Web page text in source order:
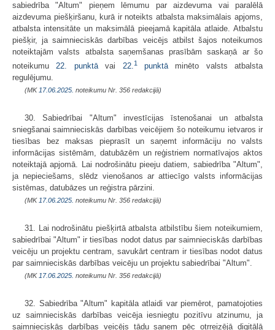
sabiedrība "Altum" pieņem lēmumu par aizdevuma vai paralēlā
aizdevuma piešķiršanu, kurā ir noteikts atbalsta maksimālais apjoms,
atbalsta intensitāte un maksimālā pieejamā kapitāla atlaide. Atbalstu
piešķir, ja saimnieciskās darbības veicējs atbilst šajos noteikumos
noteiktajām valsts atbalsta saņemšanas prasībām saskaņā ar šo
noteikumu22. punktāvai 22.1 punktāminēto valsts atbalsta
regulējumu.
(MK17.06.2025. noteikumu Nr. 356 redakcijā)
30. Sabiedrībai "Altum" investīcijas īstenošanai un atbalsta
sniegšanai saimnieciskās darbības veicējiem šo noteikumu ietvaros ir
tiesības bez maksas pieprasīt un saņemt informāciju no valsts
informācijas sistēmām, datubāzēm un reģistriem normatīvajos aktos
noteiktajā apjomā. Lai nodrošinātu pieeju datiem, sabiedrība "Altum",
ja nepieciešams, slēdz vienošanos ar attiecīgo valsts informācijas
sistēmas, datubāzes un reģistra pārzini.
(MK17.06.2025. noteikumu Nr. 356 redakcijā)
31. Lai nodrošinātu piešķirtā atbalsta atbilstību šiem noteikumiem,
sabiedrībai "Altum" ir tiesības nodot datus par saimnieciskās darbības
veicēju un projektu centram, savukārt centram ir tiesības nodot datus
par saimnieciskās darbības veicēju un projektu sabiedrībai "Altum".
(MK17.06.2025. noteikumu Nr. 356 redakcijā)
32. Sabiedrība "Altum" kapitāla atlaidi var piemērot, pamatojoties
uz saimnieciskās darbības veicēja iesniegtu pozitīvu atzinumu, ja
saimnieciskās darbības veicējs tādu saņem pēc otrreizējā digitālā